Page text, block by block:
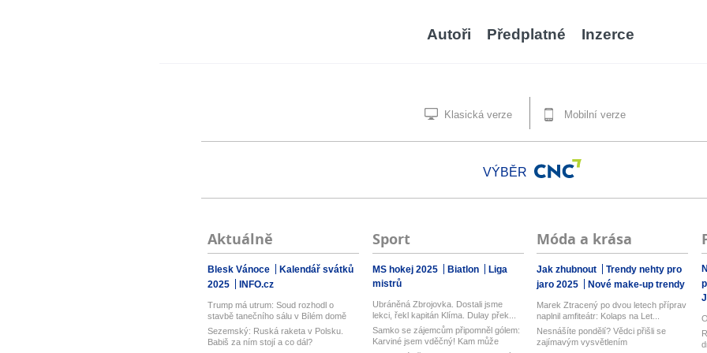
Autoři Předplatné Inzerce
Klasická verze Mobilní verze
VÝBĚR
Aktuálně
Blesk Vánoce
Kalendář svátků
2025
INFO.cz
Trump má utrum: Soud rozhodl o
stavbě tanečního sálu v Bílém domě
Sezemský: Ruská raketa v Polsku.
Babiš za ním stojí a co dál?
Sport
MS hokej 2025 Biatlon
Liga
mistrů
Ubráněná Zbrojovka. Dostali jsme
lekci, řekl kapitán Klíma. Dulay přek...
Samko se zájemcům připomněl gólem:
Karviné jsem vděčný! Kam může
Móda a krása
Jak zhubnout
Trendy nehty pro
jaro 2025
Nové make-up trendy
Marek Ztracený po dvou letech příprav
naplnil amfiteátr: Kolaps na Let...
Nesnášíte pondělí? Vědci přišli se
zajímavým vysvětlením